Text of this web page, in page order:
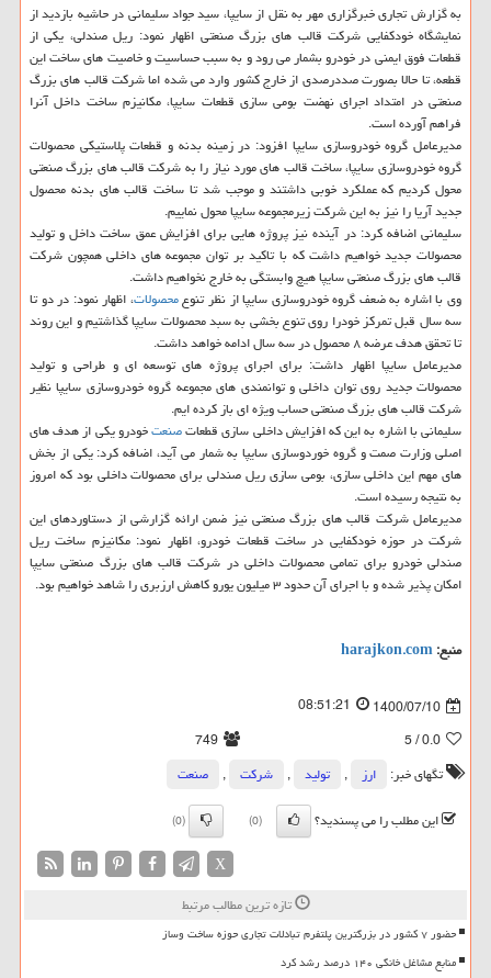
به گزارش تجاری خبرگزاری مهر به نقل از سایپا، سید جواد سلیمانی در حاشیه بازدید از
نمایشگاه خودکفایی شرکت قالب های بزرگ صنعتی اظهار نمود: ریل صندلی، یکی از
قطعات فوق ایمنی در خودرو بشمار می رود و به سبب حساسیت و خاصیت های ساخت این
قطعه، تا حالا بصورت صددرصدی از خارج کشور وارد می شده اما شرکت قالب های بزرگ
صنعتی در امتداد اجرای نهضت بومی سازی قطعات سایپا، مکانیزم ساخت داخل آنرا
فراهم آورده است.
مدیرعامل گروه خودروسازی سایپا افزود: در زمینه بدنه و قطعات پلاستیکی محصولات
گروه خودروسازی سایپا، ساخت قالب های مورد نیاز را به شرکت قالب های بزرگ صنعتی
محول کردیم که عملکرد خوبی داشتند و موجب شد تا ساخت قالب های بدنه محصول
جدید آریا را نیز به این شرکت زیرمجموعه سایپا محول نماییم.
سلیمانی اضافه کرد: در آینده نیز پروژه هایی برای افزایش عمق ساخت داخل و تولید
محصولات جدید خواهیم داشت که با تاکید بر توان مجموعه های داخلی همچون شرکت
قالب های بزرگ صنعتی سایپا هیچ وابستگی به خارج نخواهیم داشت.
وی با اشاره به ضعف گروه خودروسازی سایپا از نظر تنوعمحصولات، اظهار نمود: در دو تا
سه سال قبل تمرکز خودرا روی تنوع بخشی به سبد محصولات سایپا گذاشتیم و این روند
تا تحقق هدف عرضه ۸ محصول در سه سال ادامه خواهد داشت.
مدیرعامل سایپا اظهار داشت: برای اجرای پروژه های توسعه ای و طراحی و تولید
محصولات جدید روی توان داخلی و توانمندی های مجموعه گروه خودروسازی سایپا نظیر
شرکت قالب های بزرگ صنعتی حساب ویژه ای باز کرده ایم.
سلیمانی با اشاره به این که افزایش داخلی سازی قطعاتصنعتخودرو یکی از هدف های
اصلی وزارت صمت و گروه خوردوسازی سایپا به شمار می آید، اضافه کرد: یکی از بخش
های مهم این داخلی سازی، بومی سازی ریل صندلی برای محصولات داخلی بود که امروز
به نتیجه رسیده است.
مدیرعامل شرکت قالب های بزرگ صنعتی نیز ضمن ارائه گزارشی از دستاوردهای این
شرکت در حوزه خودکفایی در ساخت قطعات خودرو، اظهار نمود: مکانیزم ساخت ریل
صندلی خودرو برای تمامی محصولات داخلی در شرکت قالب های بزرگ صنعتی سایپا
امکان پذیر شده و با اجرای آن حدود ۳ میلیون یورو کاهش ارزبری را شاهد خواهیم بود.
منبع:harajkon.com
1400/07/10
08:51:21
0.0
/ 5
749
تگهای خبر:
ارز , تولید , شركت ,
صنعت
این مطلب را می پسندید؟
(0)
(0)
X
تازه ترین مطالب مرتبط
حضور ۷ کشور در بزرگترین پلتفرم تبادلات تجاری حوزه ساخت وساز
منابع مشاغل خانگی ۱۴۰ درصد رشد کرد